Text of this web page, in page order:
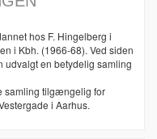
hos F. Hingelberg i
i Kbh. (1966-68). Ved siden
udvalgt en betydelig samling
samling tilgængelig for
i Aarhus.